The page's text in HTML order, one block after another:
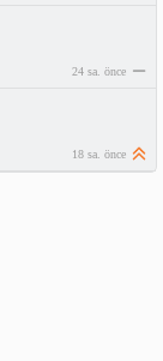
24 sa. önce
18 sa. önce